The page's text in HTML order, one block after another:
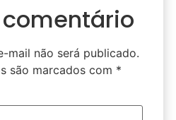
mail não será publicado.
são marcados com *